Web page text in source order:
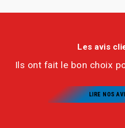
Les avis
Ils ont fait le bon choix
LIRE NOS